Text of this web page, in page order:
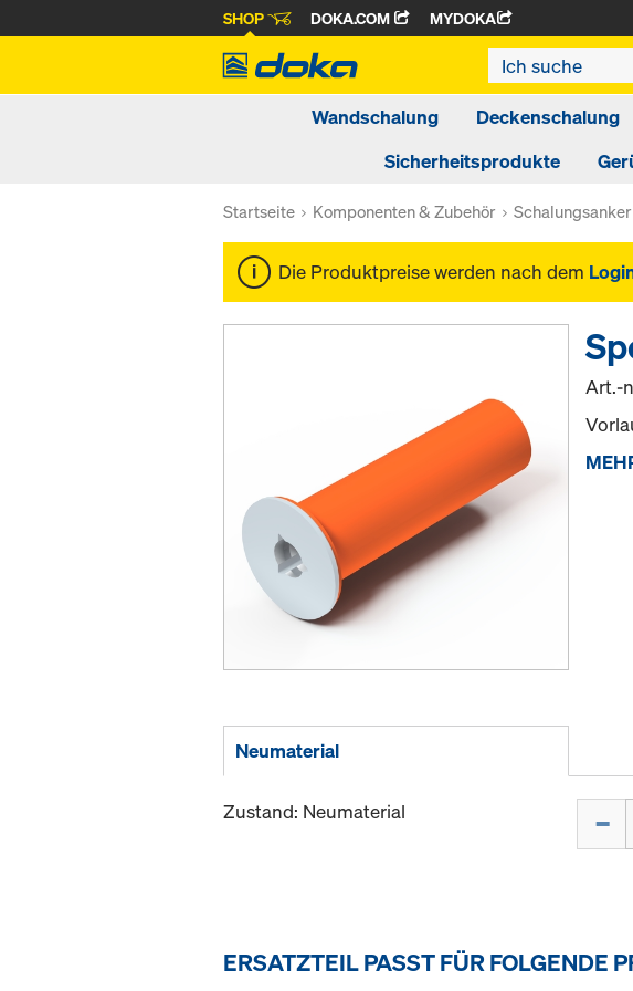
SHOP DOKA.COM MYDOKA
Wandschalung Deckenschalung
Sicherheitsprodukte
Startseite Komponenten & Zubehör
Die Produktpreise werden nach dem
Art.-
Neumaterial
Zustand: Neumaterial
ERSATZTEIL PASST FÜR FOLGENDE